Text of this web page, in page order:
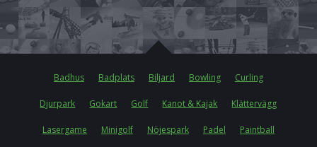
Badhus Badplats Biljard Bowling Curling
Djurpark Gokart Golf Kanot & Kajak Klättervägg
Lasergame Minigolf Nöjespark Padel Paintball